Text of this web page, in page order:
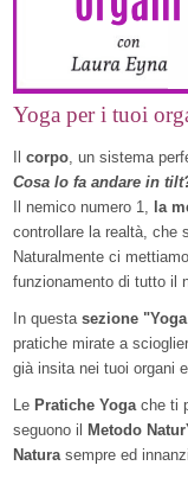
Yoga per i tuoi
corpo, un sistema
Cosa lo fa andare in
Il nemico numero 1, la
controllare la realtà, che
Naturalmente ci
funzionamento di tutto il
In questa sezione
pratiche mirate a
già insita nei tuoi organi
Le Pratiche Yogache ti
seguono il
Metodo
Naturasempre ed